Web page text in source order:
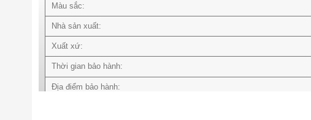
Màu sắc:
Nhà sản xuất:
Xuất xứ:
Thời gian bảo hành:
Địa điểm bảo hành: